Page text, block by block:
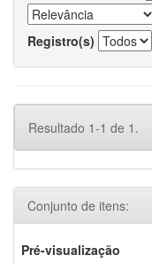
Registro(s)
Resultado 1-1 de 1.
Conjunto de itens:
Pré-visualização